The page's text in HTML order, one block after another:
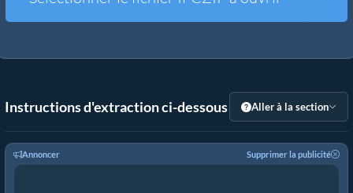
Autres outils
Instructions d'extraction ci-dessous Aller à la section
Annoncer Supprimer la publicité